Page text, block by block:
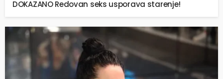
DOKAZANO Redovan seks usporava starenje!